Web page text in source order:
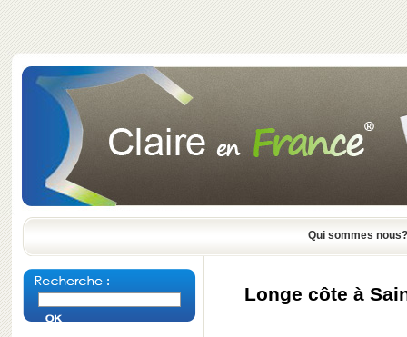
Qui sommes nous?
Longe côte à